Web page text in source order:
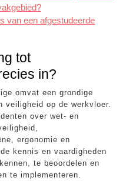
van een afgestudeerde
tot
in?
omvat een grondige
veiligheid op de werkvloer.
over wet- en
ergonomie en
kennis en vaardigheden
te beoordelen en
te implementeren.